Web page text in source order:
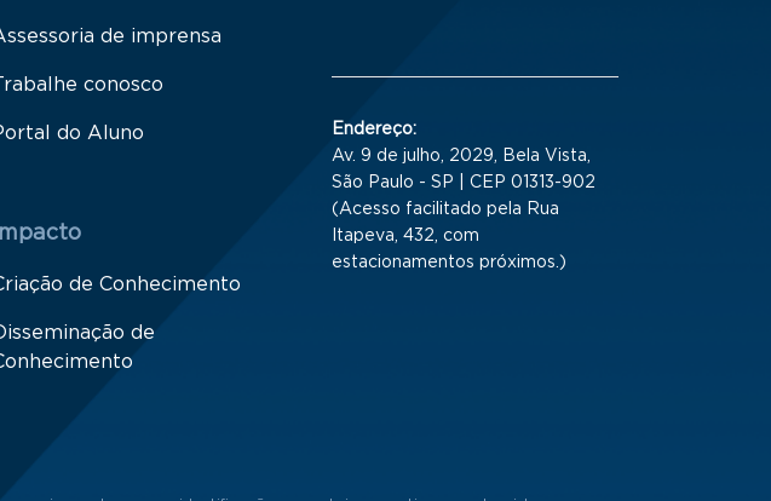
de imprensa
conosco
do Aluno
Impacto
de Conhecimento
de
Endereço:
Av. 9 de julho, 2029, Bela Vista,
São Paulo - SP | CEP 01313-902
(Acesso facilitado pela Rua
Itapeva, 432, com
estacionamentos próximos.)